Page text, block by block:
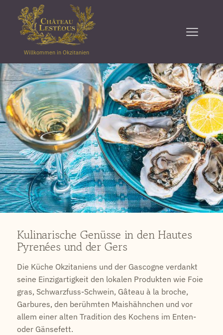
Willkommen in Okzitanien
Kulinarische Genüsse in den Hautes
Pyrenées und der Gers
Die Küche Okzitaniens und der Gascogne verdankt
seine Einzigartigkeit den lokalen Produkten wie Foie
gras, Schwarzfuss-Schwein, Gâteau à la broche,
Garbures, den berühmten Maishähnchen und vor
allem einer alten Tradition des Kochens im Enten-
oder Gänsefett.